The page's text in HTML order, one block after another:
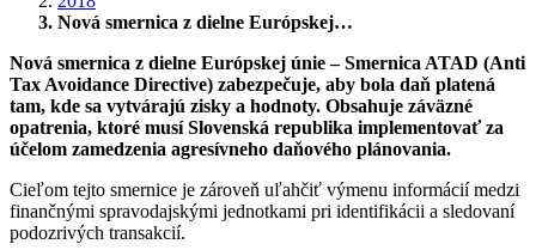
Nová smernica z dielne Európskej…
Nová smernica z dielne Európskej únie – Smernica ATAD (Anti
Tax Avoidance Directive) zabezpečuje, aby bola daň platená
tam, kde sa vytvárajú zisky a hodnoty. Obsahuje záväzné
opatrenia, ktoré musí Slovenská republika implementovať za
účelom zamedzenia agresívneho daňového plánovania.
Cieľom tejto smernice je zároveň uľahčiť výmenu informácií medzi
finančnými spravodajskými jednotkami pri identifikácii a sledovaní
podozrivých transakcií.